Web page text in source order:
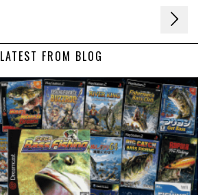
LATEST FROM BLOG